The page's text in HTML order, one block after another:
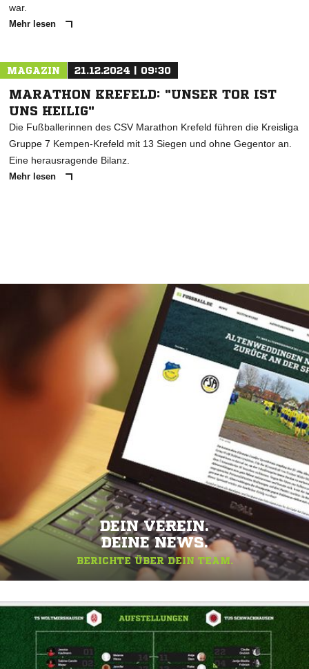
war.
Mehr lesen
MAGAZIN 21.12.2024 | 09:30
MARATHON KREFELD: "UNSER TOR IST
UNS HEILIG"
Die Fußballerinnen des CSV Marathon Krefeld führen die Kreisliga
Gruppe 7 Kempen-Krefeld mit 13 Siegen und ohne Gegentor an.
Eine herausragende Bilanz.
Mehr lesen
DEIN VEREIN.
DEINE NEWS.
BERICHTE ÜBER DEIN TEAM.